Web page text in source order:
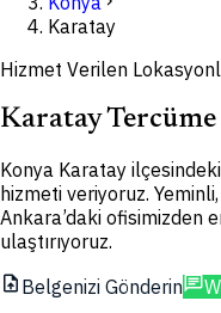
Karatay
Hizmet Verilen
Karatay Tercüme
Konya Karatay
hizmeti veriyoruz.
Ankara’daki ofisimizden
ulaştırıyoruz.
upload_file Belgenizi Gönderinchat